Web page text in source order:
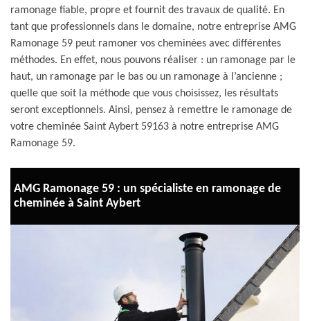
ramonage fiable, propre et fournit des travaux de qualité. En
tant que professionnels dans le domaine, notre entreprise AMG
Ramonage 59 peut ramoner vos cheminées avec différentes
méthodes. En effet, nous pouvons réaliser : un ramonage par le
haut, un ramonage par le bas ou un ramonage à l’ancienne ;
quelle que soit la méthode que vous choisissez, les résultats
seront exceptionnels. Ainsi, pensez à remettre le ramonage de
votre cheminée Saint Aybert 59163 à notre entreprise AMG
Ramonage 59.
AMG Ramonage 59 : un spécialiste en ramonage de
cheminée à Saint Aybert